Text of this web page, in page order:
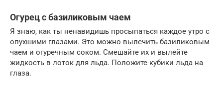
Огурец с базиликовым чаем
Я знаю, как ты ненавидишь просыпаться каждое утро с
опухшими глазами. Это можно вылечить базиликовым
чаем и огуречным соком. Смешайте их и вылейте
жидкость в лоток для льда. Положите кубики льда на
глаза.